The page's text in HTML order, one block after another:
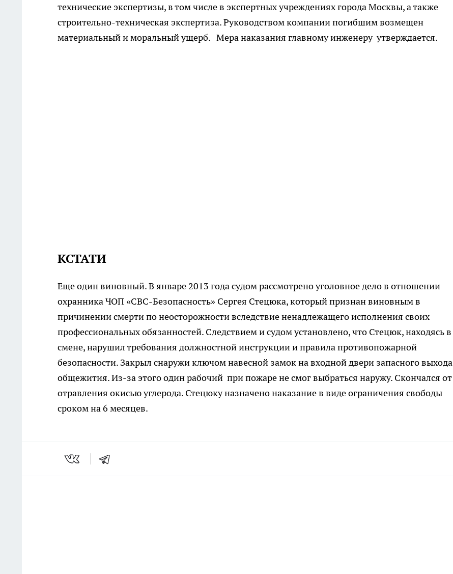
технические экспертизы, в том числе в экспертных учреждениях города Москвы, а также
строительно-техническая экспертиза. Руководством компании погибшим возмещен
материальный и моральный ущерб. Мера наказания главному инженеру утверждается.
КСТАТИ
Еще один виновный. В январе 2013 года судом рассмотрено уголовное дело в отношении
охранника ЧОП «СВС-Безопасность» Сергея Стецюка, который признан виновным в
причинении смерти по неосторожности вследствие ненадлежащего исполнения своих
профессиональных обязанностей. Следствием и судом установлено, что Стецюк, находясь в
смене, нарушил требования должностной инструкции и правила противопожарной
безопасности. Закрыл снаружи ключом навесной замок на входной двери запасного выхода
общежития. Из-за этого один рабочий при пожаре не смог выбраться наружу. Скончался от
отравления окисью углерода. Стецюку назначено наказание в виде ограничения свободы
сроком на 6 месяцев.